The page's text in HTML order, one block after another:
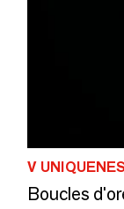
V
Boucles